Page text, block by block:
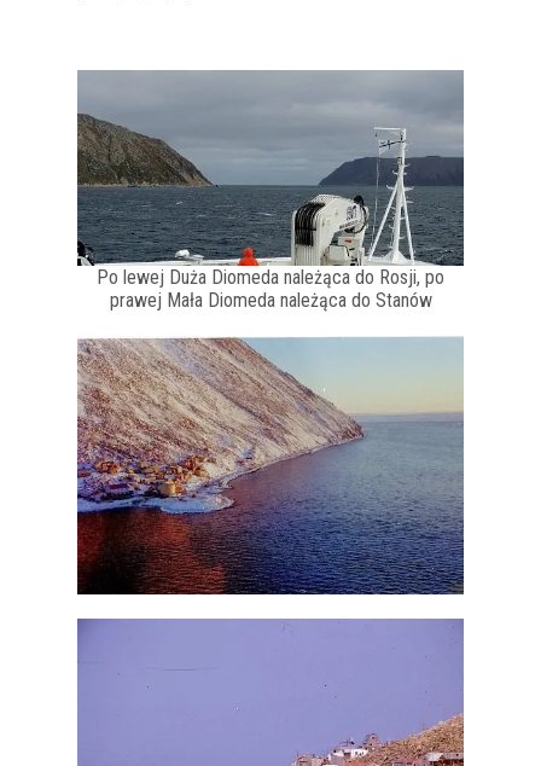
Po lewej Duża Diomeda należąca do Rosji, po
prawej Mała Diomeda należąca do Stanów